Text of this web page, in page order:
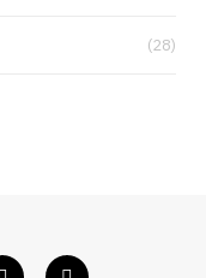
(28)